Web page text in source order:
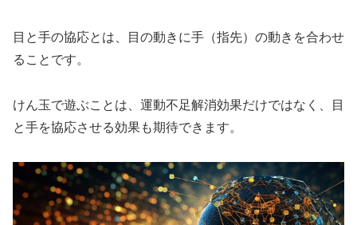
目と手の協応とは、目の動きに手（指先）の動きを合わせ
ることです。
けん玉で遊ぶことは、運動不足解消効果だけではなく、目
と手を協応させる効果も期待できます。